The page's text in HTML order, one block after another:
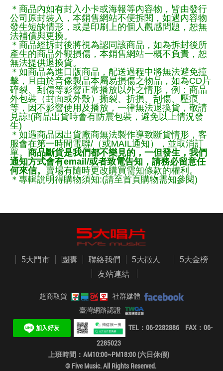
＊商品內如有封入小卡或海報等內容物，皆由發行
公司原封裝入，本銷售網站不便拆閱，如遇內容物
發生短缺情形，或是印刷上的個人觀感問題，恕無
法補償與更換。
＊商品經拆封後將視為認同該商品，如為拆封後所
產生的商品外觀損傷，本銷售網站一概不負責，恕
無法提供退換貨。
＊如商品為進口版商品，配送過程中將無法避免撞
擊，且由於音像製品本屬易損傷之物品，如為CD片
碎裂、刮傷等影響正常播放以外之情形，例：商品
外包裝（封面或外殼）撕裂、折損、刮傷、壓痕
等，因不影響使用及播放，一律無法退換貨，敬請
見諒!(商品出貨時會有防震包裝，避免以上情況發
生)
＊如遇商品因出貨廠商無法製作導致斷貨情形，客
服會在第一時間電聯/（或MAIL通知），並取消訂
單。 商品斷貨是我們都不樂見的，一但發生，我們
通知方式會有email/或者致電告知，請務必留意任
何來信。 賣場有隨時更改購買需知條款的權利。
＊專輯說明得購物須知:(請至首頁購物需知參閱)
5大門市 團購 聯絡我們 5大徵人
5大金榜
友站連結
超商取貨
社群媒體
臺灣網路認證
TEL：06-2282886 FAX：06-
2285023
上班時間：AM10:00~PM18:00 (六日休假)
© Five Music. All Rights Reserved.